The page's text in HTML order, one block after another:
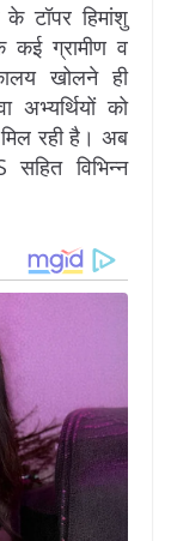
टॉपर हिमांशु
कई ग्रामीण व
खोलने ही
को
मिल रही है। अब
विभिन्न